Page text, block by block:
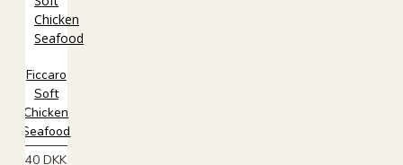
Ficcaro
Soft
Chicken
Seafood
40 DKK